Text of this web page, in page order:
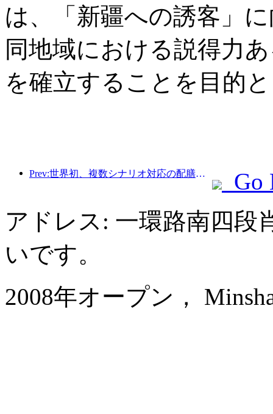
は、「新疆への誘客」
同地域における説得力
を確立することを目的
Prev:世界初、複数シナリオ対応の配膳サービスに特化したヒューマノイドロボットが公開
Go
アドレス: 一環路南四段
いです。
2008年オープン，